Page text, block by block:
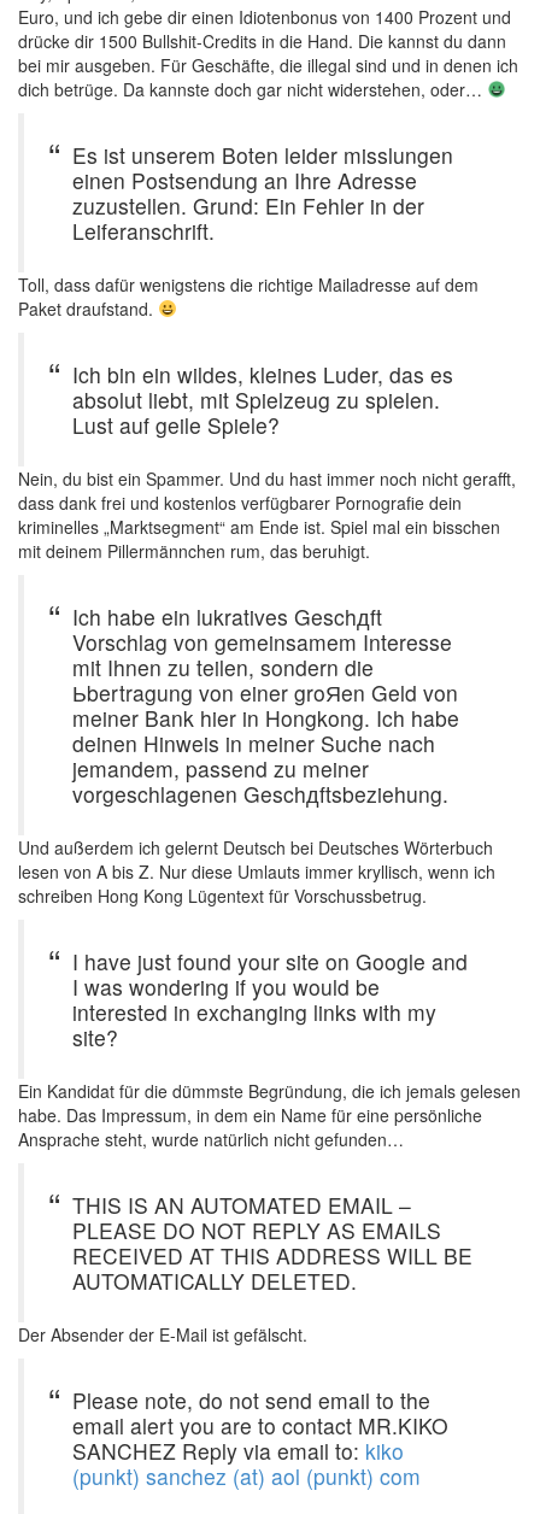
Euro, und ich gebe dir einen Idiotenbonus von 1400 Prozent und
drücke dir 1500 Bullshit-Credits in die Hand. Die kannst du dann
bei mir ausgeben. Für Geschäfte, die illegal sind und in denen ich
dich betrüge. Da kannste doch gar nicht widerstehen, oder…
Es ist unserem Boten leider misslungen
einen Postsendung an Ihre Adresse
zuzustellen. Grund: Ein Fehler in der
Leiferanschrift.
Toll, dass dafür wenigstens die richtige Mailadresse auf dem
Paket draufstand.
Ich bin ein wildes, kleines Luder, das es
absolut liebt, mit Spielzeug zu spielen.
Lust auf geile Spiele?
Nein, du bist ein Spammer. Und du hast immer noch nicht gerafft,
dass dank frei und kostenlos verfügbarer Pornografie dein
kriminelles „Marktsegment“ am Ende ist. Spiel mal ein bisschen
mit deinem Pillermännchen rum, das beruhigt.
Ich habe ein lukratives Geschдft
Vorschlag von gemeinsamem Interesse
mit Ihnen zu teilen, sondern die
Ьbertragung von einer groЯen Geld von
meiner Bank hier in Hongkong. Ich habe
deinen Hinweis in meiner Suche nach
jemandem, passend zu meiner
vorgeschlagenen Geschдftsbeziehung.
Und außerdem ich gelernt Deutsch bei Deutsches Wörterbuch
lesen von A bis Z. Nur diese Umlauts immer kryllisch, wenn ich
schreiben Hong Kong Lügentext für Vorschussbetrug.
I have just found your site on Google and
I was wondering if you would be
interested in exchanging links with my
site?
Ein Kandidat für die dümmste Begründung, die ich jemals gelesen
habe. Das Impressum, in dem ein Name für eine persönliche
Ansprache steht, wurde natürlich nicht gefunden…
THIS IS AN AUTOMATED EMAIL –
PLEASE DO NOT REPLY AS EMAILS
RECEIVED AT THIS ADDRESS WILL BE
AUTOMATICALLY DELETED.
Der Absender der E-Mail ist gefälscht.
Please note, do not send email to the
email alert you are to contact MR.KIKO
SANCHEZ Reply via email to: kiko
(punkt) sanchez (at) aol (punkt) com